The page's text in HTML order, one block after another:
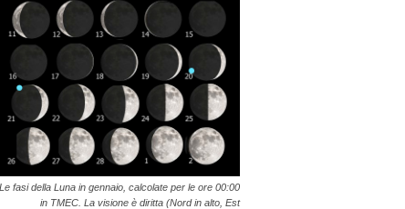
Le fasi della Luna in gennaio, calcolate per le ore 00:00
in TMEC. La visione è diritta (Nord in alto, Est